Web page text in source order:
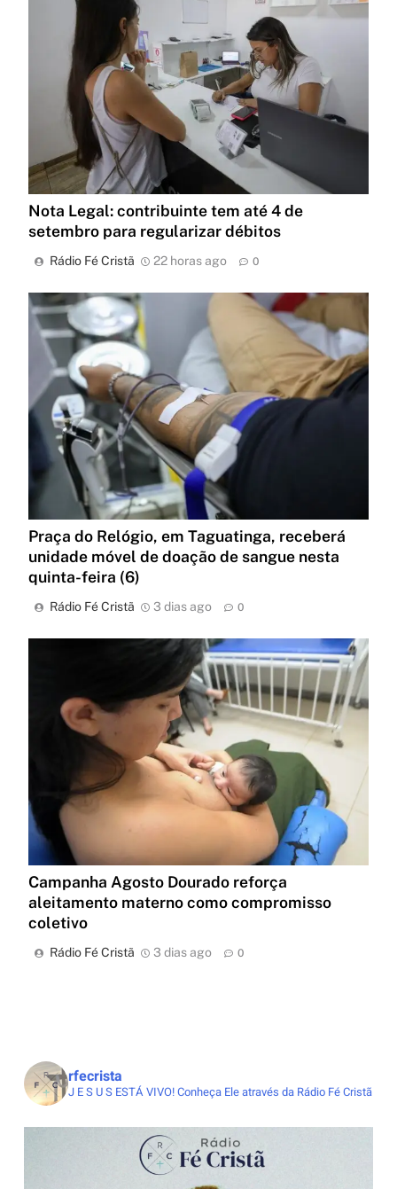
Nota Legal: contribuinte tem até 4 de
setembro para regularizar débitos
Rádio Fé Cristã 22 horas ago 0
Praça do Relógio, em Taguatinga, receberá
unidade móvel de doação de sangue nesta
quinta-feira (6)
Rádio Fé Cristã 3 dias ago 0
Campanha Agosto Dourado reforça
aleitamento materno como compromisso
coletivo
Rádio Fé Cristã 3 dias ago 0
rfecrista
J E S U S ESTÁ VIVO!Conheça Ele através da Rádio Fé Cristã